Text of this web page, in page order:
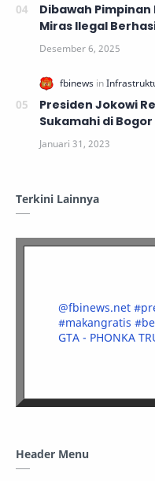
Dibawah
Miras Ilegal
Presiden Jokowi
Sukamahi di Bogor
Terkini Lainnya
@fbinews.net
#makangratis
GTA - PHONKA
Header Menu